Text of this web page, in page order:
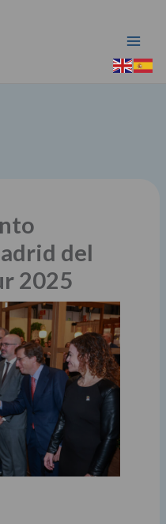
del
2025